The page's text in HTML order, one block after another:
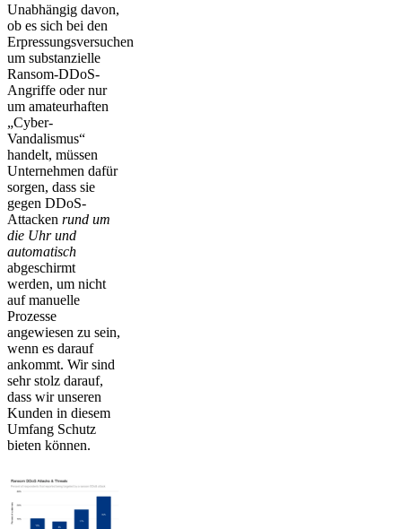
Unabhängig davon,
ob es sich bei den
Erpressungsversuchen
um substanzielle
Ransom-DDoS-
Angriffe oder nur
um amateurhaften
„Cyber-
Vandalismus“
handelt, müssen
Unternehmen dafür
sorgen, dass sie
gegen DDoS-
Attacken rund um
die Uhr und
automatisch
abgeschirmt
werden, um nicht
auf manuelle
Prozesse
angewiesen zu sein,
wenn es darauf
ankommt. Wir sind
sehr stolz darauf,
dass wir unseren
Kunden in diesem
Umfang Schutz
bieten können.